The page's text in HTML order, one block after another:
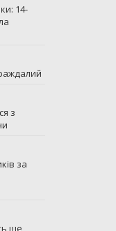
14-
з
за
ще